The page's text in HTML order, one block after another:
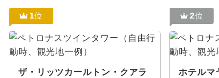
1位
ザ・リッツカールトン・クアラ
2位
ホテルマ